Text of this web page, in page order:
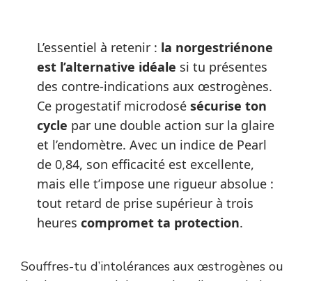
L’essentiel à retenir : la norgestriénone
est l’alternative idéale si tu présentes
des contre-indications aux œstrogènes.
Ce progestatif microdosé sécurise ton
cycle par une double action sur la glaire
et l’endomètre. Avec un indice de Pearl
de 0,84, son efficacité est excellente,
mais elle t’impose une rigueur absolue :
tout retard de prise supérieur à trois
heures compromet ta protection.
Souffres-tu d’intolérances aux œstrogènes ou